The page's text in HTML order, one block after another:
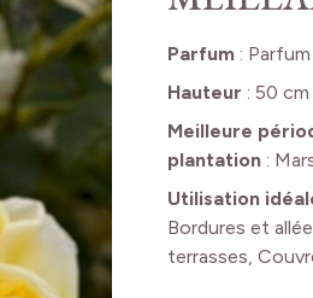
Parfum:
Hauteur : 50 cm
Meilleure
plantation:
Utilisation
Bordures et
terrasses,